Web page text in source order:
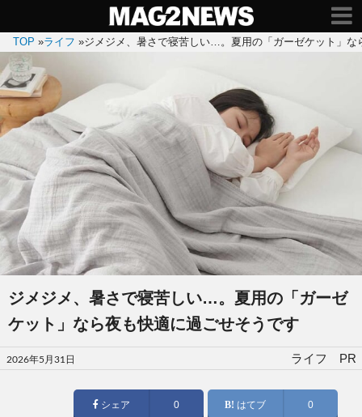
TOP »ライフ »ジメジメ、暑さで寝苦しい…。夏用の「ガーゼケット」な
ジメジメ、暑さで寝苦しい…。夏用の「ガーゼ
ケット」なら夜も快適に過ごせそうです
投
稿
2026年5月31日 ライフ PR
シェア 0 はてブ 0